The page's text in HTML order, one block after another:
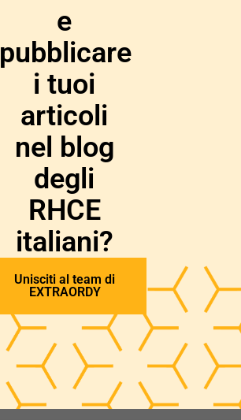
e
pubblicare
i tuoi
articoli
nel blog
degli
RHCE
italiani?
Unisciti al team di
EXTRAORDY